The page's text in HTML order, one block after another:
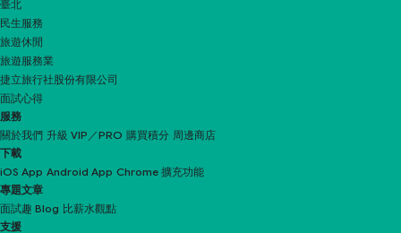
臺北
民生服務
旅遊休閒
旅遊服務業
捷立旅行社股份有限公司
面試心得
服務
關於我們 升級 VIP／PRO 購買積分 周邊商店
下載
iOS App Android App Chrome 擴充功能
專題文章
面試趣 Blog 比薪水觀點
支援